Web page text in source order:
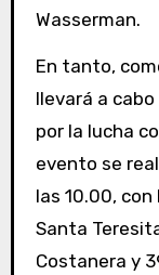
Wasserman.
En tanto,
llevará a
por la lucha
evento se
las 10.00,
Santa
Costanera y